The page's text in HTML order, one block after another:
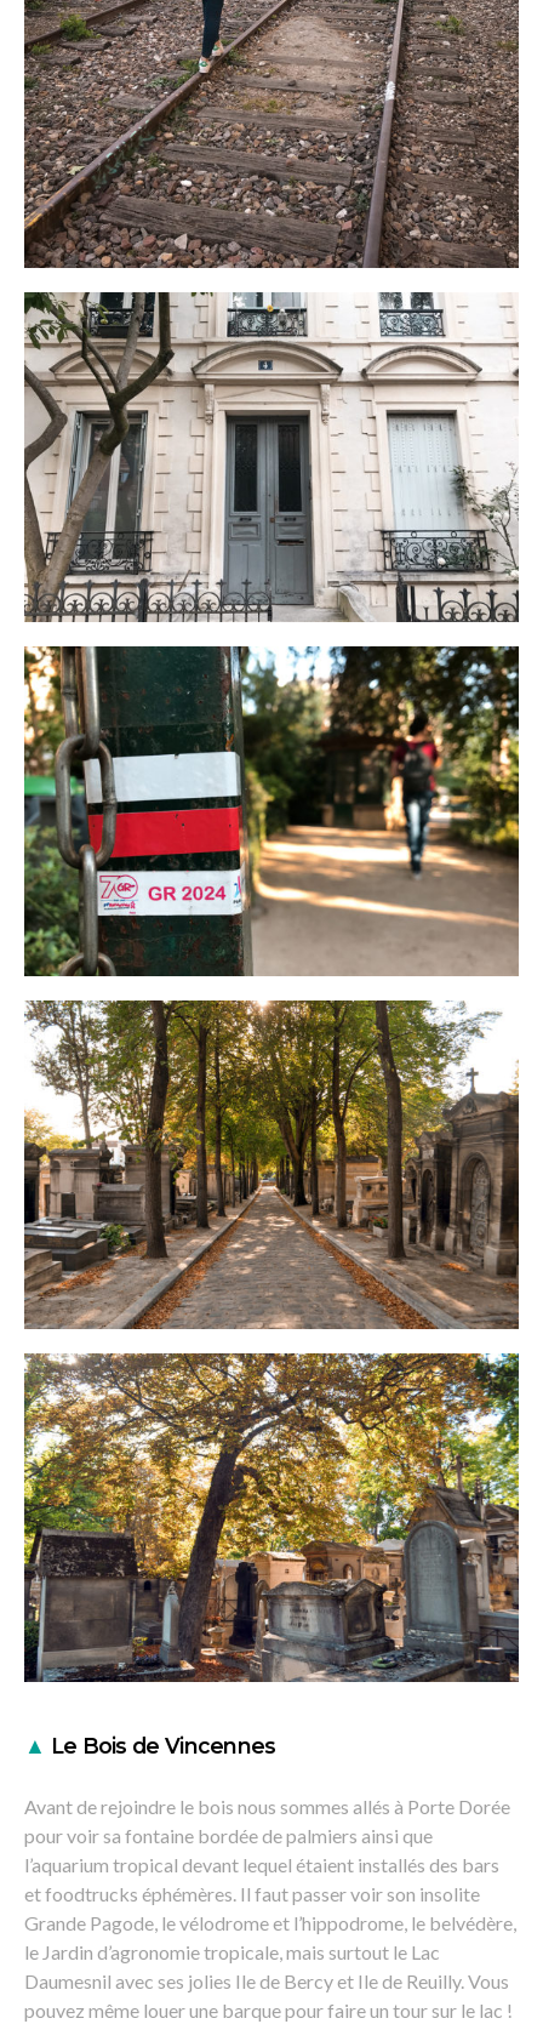
▲ Le Bois de Vincennes
Avant de rejoindre le bois nous sommes allés à Porte Dorée
pour voir sa fontaine bordée de palmiers ainsi que
l’aquarium tropical devant lequel étaient installés des bars
et foodtrucks éphémères. Il faut passer voir son insolite
Grande Pagode, le vélodrome et l’hippodrome, le belvédère,
le Jardin d’agronomie tropicale, mais surtout le Lac
Daumesnil avec ses jolies Ile de Bercy et Ile de Reuilly. Vous
pouvez même louer une barque pour faire un tour sur le lac !